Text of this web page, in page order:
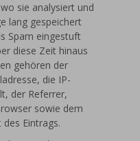
sie analysiert und
lang gespeichert
Spam eingestuft
diese Zeit hinaus
gehören der
die IP-
der Referrer,
sowie dem
Eintrags.